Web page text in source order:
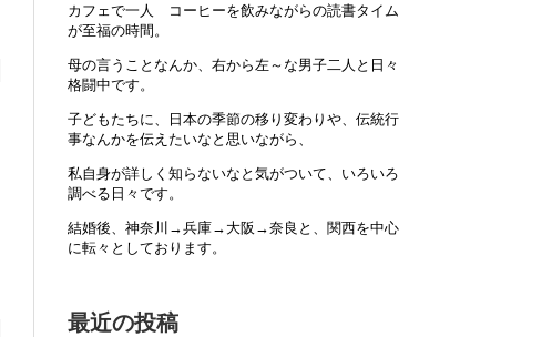
カフェで一人 コーヒーを飲みながらの読書タイム
が至福の時間。
母の言うことなんか、右から左～な男子二人と日々
格闘中です。
子どもたちに、日本の季節の移り変わりや、伝統行
事なんかを伝えたいなと思いながら、
私自身が詳しく知らないなと気がついて、いろいろ
調べる日々です。
結婚後、神奈川→兵庫→大阪→奈良と、関西を中心
に転々としております。
最近の投稿